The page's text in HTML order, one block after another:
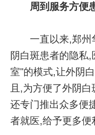
周到服务方便
一直以来,郑州
阴白斑患者的隐私
室"的模式,让外阴
且,为方便了外阴
还专门推出众多便
者就医,给予更多便